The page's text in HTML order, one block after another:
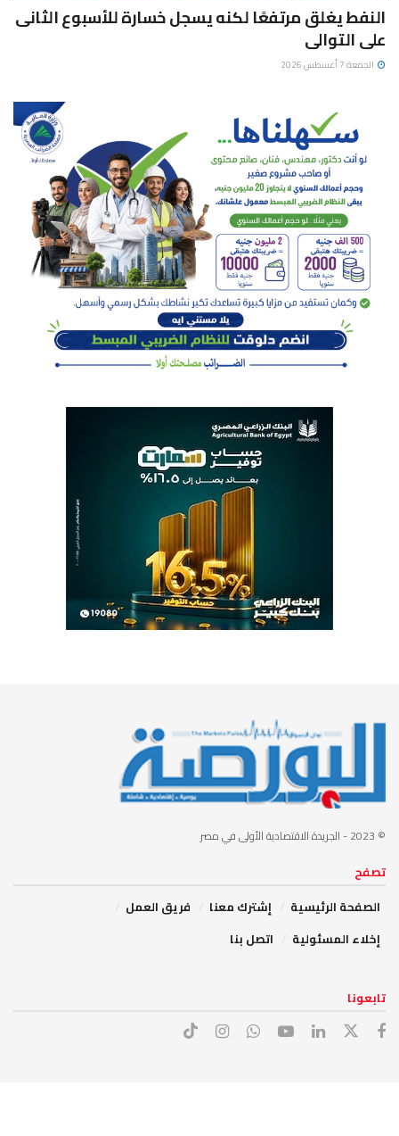
النفط يغلق مرتفعًا لكنه يسجل خسارة للأسبوع الثانى
على التوالى
الجمعة 7 أغسطس 2026
© 2023 - الجريدة الاقتصادية الأولى في مصر
تصفح
الصفحة الرئيسية
إشترك معنا
فريق العمل
إخلاء المسئولية
اتصل بنا
تابعونا